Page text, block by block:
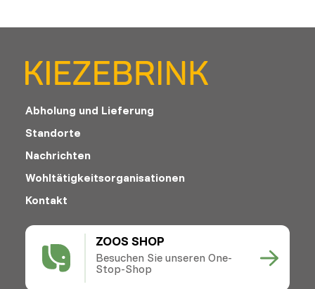
ZOOS SHOP
Besuchen Sie unseren One-
Stop-Shop
Abholung und Lieferung
Standorte
Nachrichten
Wohltätigkeitsorganisationen
Kontakt